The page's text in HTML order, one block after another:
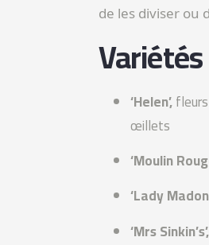
de les diviser ou
‘Helen’,
œillets
‘Moulin
‘Lady
‘Mrs Sinkin’s’,